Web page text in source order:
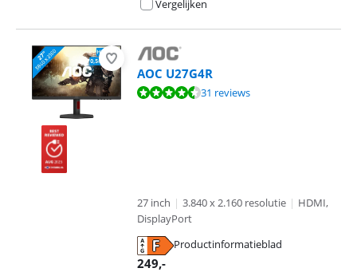
Vergelijken
AOC U27G4R
Beoordeling is 9,3 van de 10, gebaseerd op 31 reviews.
31 reviews
27 inch | 3.840 x 2.160 resolutie | HDMI,
DisplayPort
Productinformatieblad
249,-